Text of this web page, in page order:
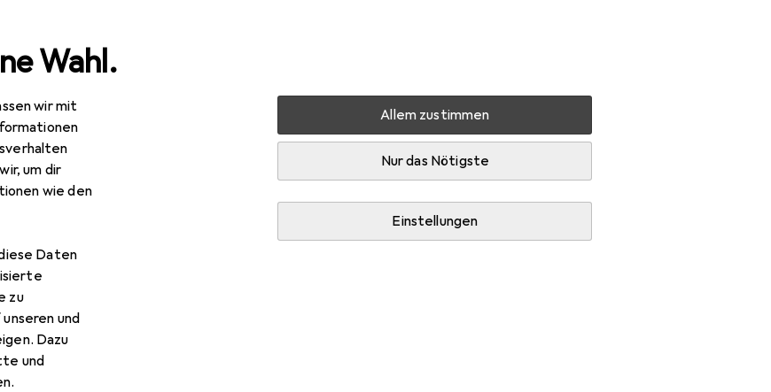
Wahl.
wir mit
um dir
wie den
Daten
zu
und
Dazu
und
Allem zustimmen
Nur das Nötigste
Einstellungen
Haarfarbe Goldwell Topchic Elumenated
EUR
279,34 /1l
Topchic Elumenated
Luscious Red Intensiv Rot